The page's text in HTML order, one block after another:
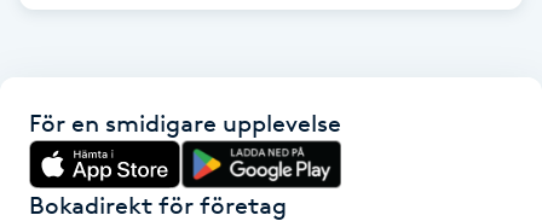
Gravidyoga
Gua Sha-massage
H
För en smidigare upplevelse
Bokadirekt för företag